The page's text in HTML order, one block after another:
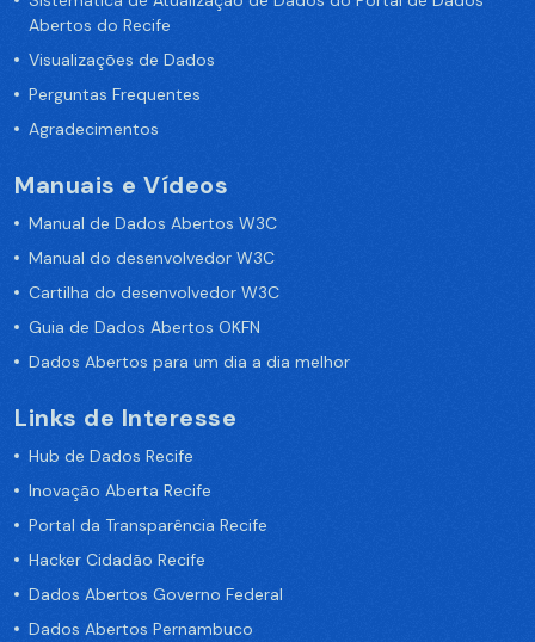
Abertos do Recife
Visualizações de Dados
Perguntas Frequentes
Agradecimentos
Manuais e Vídeos
Manual de Dados Abertos W3C
Manual do desenvolvedor W3C
Cartilha do desenvolvedor W3C
Guia de Dados Abertos OKFN
Dados Abertos para um dia a dia melhor
Links de Interesse
Hub de Dados Recife
Inovação Aberta Recife
Portal da Transparência Recife
Hacker Cidadão Recife
Dados Abertos Governo Federal
Dados Abertos Pernambuco